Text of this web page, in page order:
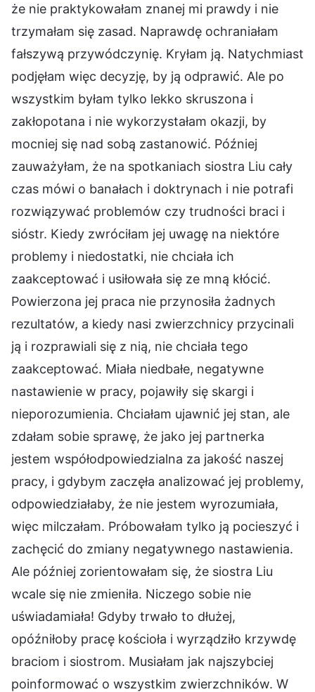
że nie praktykowałam znanej mi prawdy i nie
trzymałam się zasad. Naprawdę ochraniałam
fałszywą przywódczynię. Kryłam ją. Natychmiast
podjęłam więc decyzję, by ją odprawić. Ale po
wszystkim byłam tylko lekko skruszona i
zakłopotana i nie wykorzystałam okazji, by
mocniej się nad sobą zastanowić. Później
zauważyłam, że na spotkaniach siostra Liu cały
czas mówi o banałach i doktrynach i nie potrafi
rozwiązywać problemów czy trudności braci i
sióstr. Kiedy zwróciłam jej uwagę na niektóre
problemy i niedostatki, nie chciała ich
zaakceptować i usiłowała się ze mną kłócić.
Powierzona jej praca nie przynosiła żadnych
rezultatów, a kiedy nasi zwierzchnicy przycinali
ją i rozprawiali się z nią, nie chciała tego
zaakceptować. Miała niedbałe, negatywne
nastawienie w pracy, pojawiły się skargi i
nieporozumienia. Chciałam ujawnić jej stan, ale
zdałam sobie sprawę, że jako jej partnerka
jestem współodpowiedzialna za jakość naszej
pracy, i gdybym zaczęła analizować jej problemy,
odpowiedziałaby, że nie jestem wyrozumiała,
więc milczałam. Próbowałam tylko ją pocieszyć i
zachęcić do zmiany negatywnego nastawienia.
Ale później zorientowałam się, że siostra Liu
wcale się nie zmieniła. Niczego sobie nie
uświadamiała! Gdyby trwało to dłużej,
opóźniłoby pracę kościoła i wyrządziło krzywdę
braciom i siostrom. Musiałam jak najszybciej
poinformować o wszystkim zwierzchników. W